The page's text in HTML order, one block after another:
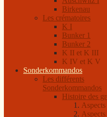
Birkenau
Les crématoires
K I
Bunker 1
Bunker 2
K II et K III
K IV et K V
Sonderkommandos
Les différents
Sonderkommandos
Histoire des